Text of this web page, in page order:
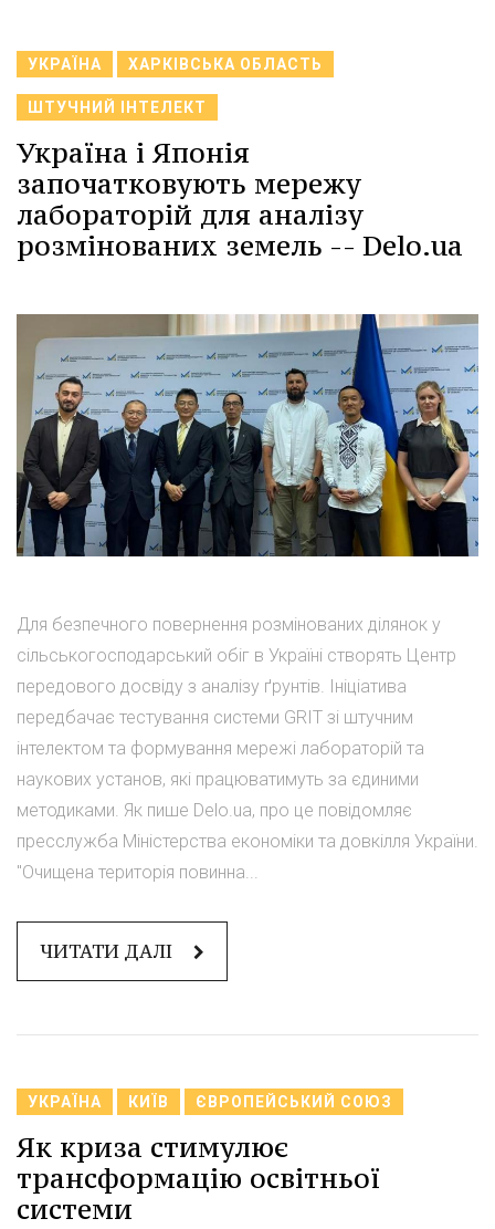
УКРАЇНА ХАРКІВСЬКА ОБЛАСТЬ
ШТУЧНИЙ ІНТЕЛЕКТ
Україна і Японія
започатковують мережу
лабораторій для аналізу
розмінованих земель -- Delo.ua
Для безпечного повернення розмінованих ділянок у
сільськогосподарський обіг в Україні створять Центр
передового досвіду з аналізу ґрунтів. Ініціатива
передбачає тестування системи GRIT зі штучним
інтелектом та формування мережі лабораторій та
наукових установ, які працюватимуть за єдиними
методиками. Як пише Delo.ua, про це повідомляє
пресслужба Міністерства економіки та довкілля України.
"Очищена територія повинна...
ЧИТАТИ ДАЛІ
УКРАЇНА КИЇВ ЄВРОПЕЙСЬКИЙ СОЮЗ
Як криза стимулює
трансформацію освітньої
системи